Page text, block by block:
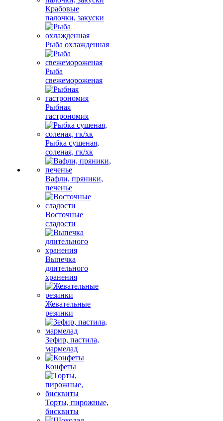
Крабовые
палочки, закуски
Рыба охлажденная
Рыба
свежемороженая
Рыбная
гастрономия
Рыбка сушеная,
соленая, гк/хк
Вафли, пряники,
печенье
Восточные
сладости
Выпечка
длительного
хранения
Жевательные
резинки
Зефир, пастила,
мармелад
Конфеты
Торты, пирожные,
бисквиты